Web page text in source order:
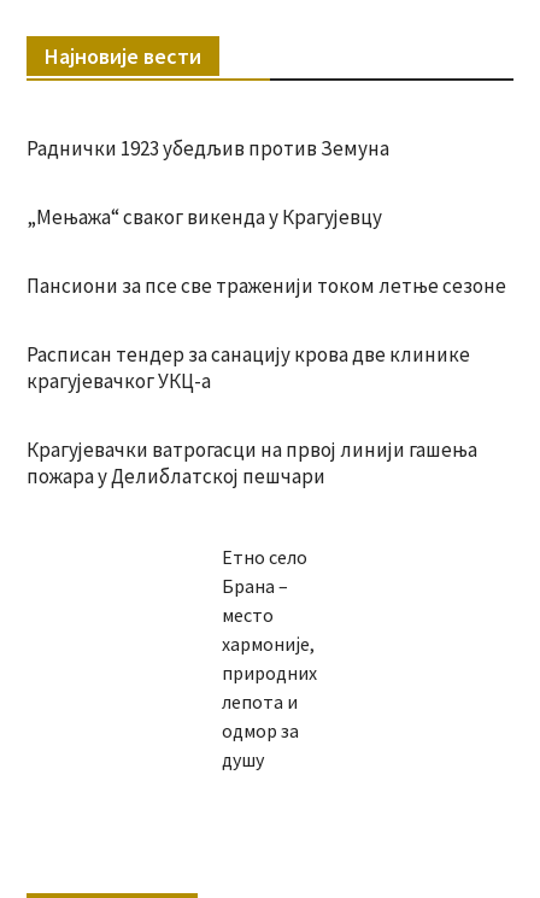
Најновије вести
Раднички 1923 убедљив против Земуна
„Мењажа“ сваког викенда у Крагујевцу
Пансиони за псе све траженији током летње сезоне
Расписан тендер за санацију крова две клинике
крагујевачког УКЦ-а
Крагујевачки ватрогасци на првој линији гашења
пожара у Делиблатској пешчари
Етно село
Брана –
место
хармоније,
природних
лепота и
одмор за
душу